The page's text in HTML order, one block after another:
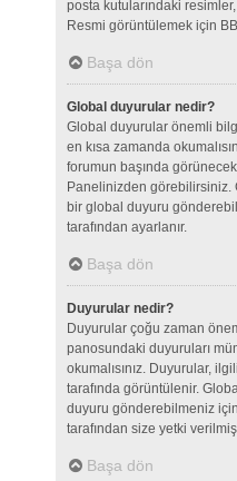
posta kutularındaki
Resmi görüntülemek için
Başa dön
Global duyurular nedir?
Global duyurular önemli
en kısa zamanda
forumun başında
Panelinizden
bir global duyuru
tarafından ayarlanır.
Başa dön
Duyurular nedir?
Duyurular çoğu zaman
panosundaki duyuruları
okumalısınız. Duyurular,
tarafında görüntülenir.
duyuru gönderebilmeniz
tarafından size yetki
Başa dön